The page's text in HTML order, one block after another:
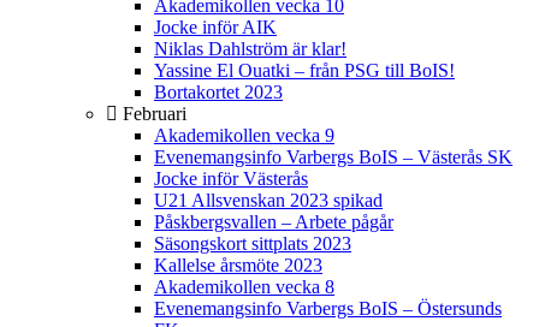
Akademikollen vecka 10
Jocke inför AIK
Niklas Dahlström är klar!
Yassine El Ouatki – från PSG till BoIS!
Bortakortet 2023
Februari
Akademikollen vecka 9
Evenemangsinfo Varbergs BoIS – Västerås SK
Jocke inför Västerås
U21 Allsvenskan 2023 spikad
Påskbergsvallen – Arbete pågår
Säsongskort sittplats 2023
Kallelse årsmöte 2023
Akademikollen vecka 8
Evenemangsinfo Varbergs BoIS – Östersunds